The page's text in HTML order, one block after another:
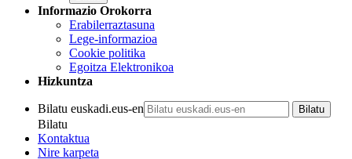
Informazio Orokorra
Erabilerraztasuna
Lege-informazioa
Cookie politika
Egoitza Elektronikoa
Hizkuntza
Bilatu euskadi.eus-en
Bilatu
Kontaktua
Nire karpeta